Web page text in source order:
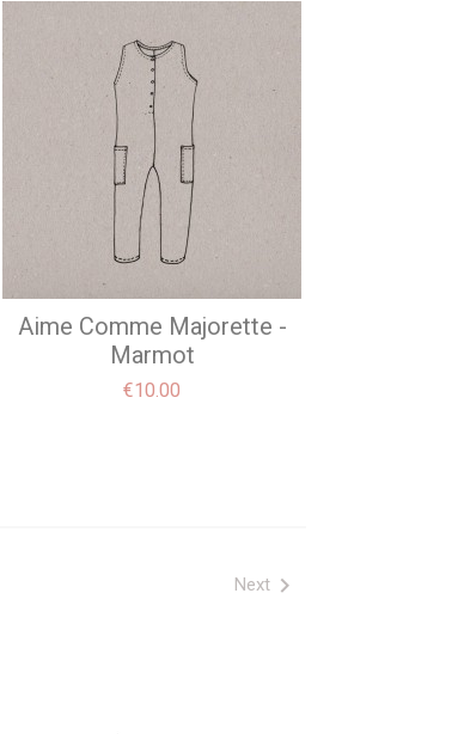
Aime Comme Majorette -
Marmot
Price
€10.00
Next 